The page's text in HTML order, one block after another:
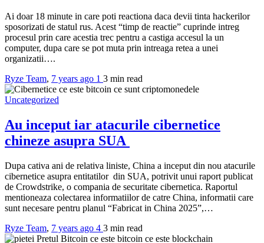
Ai doar 18 minute in care poti reactiona daca devii tinta hackerilor
sposorizati de statul rus. Acest “timp de reactie” cuprinde intreg
procesul prin care acestia trec pentru a castiga accesul la un
computer, dupa care se pot muta prin intreaga retea a unei
organizatii….
Ryze Team, 7 years ago 1 3 min read
Uncategorized
Au inceput iar atacurile cibernetice
chineze asupra SUA
Dupa cativa ani de relativa liniste, China a inceput din nou atacurile
cibernetice asupra entitatilor din SUA, potrivit unui raport publicat
de Crowdstrike, o compania de securitate cibernetica. Raportul
mentioneaza colectarea informatiilor de catre China, informatii care
sunt necesare pentru planul “Fabricat in China 2025”,…
Ryze Team, 7 years ago 4 3 min read